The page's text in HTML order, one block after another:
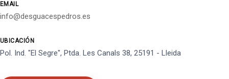
EMAIL
info@desguacespedros.es
UBICACIÓN
Pol. Ind. "El Segre", Ptda. Les Canals 38, 25191 - Lleida